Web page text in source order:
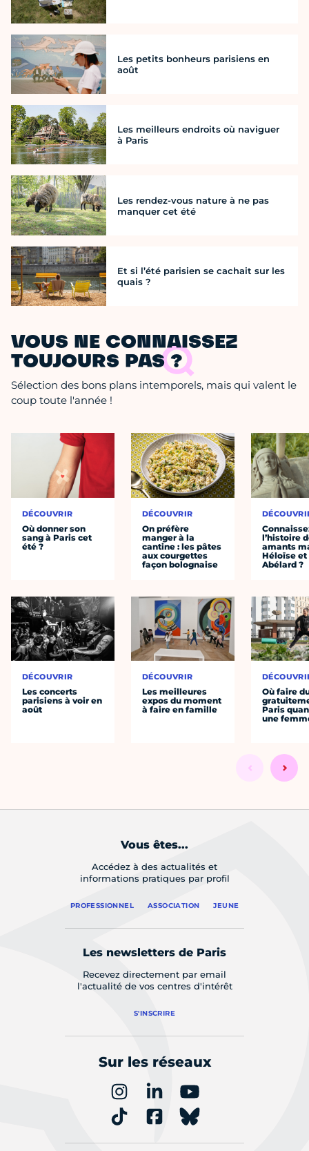
Les petits bonheurs parisiens en
août
Les meilleurs endroits où naviguer
à Paris
Les rendez-vous nature à ne pas
manquer cet été
Et si l’été parisien se cachait sur les
quais ?
VOUS NE CONNAISSEZ
TOUJOURS PAS ?
Sélection des bons plans intemporels, mais qui valent le
coup toute l'année !
DÉCOUVRIR
Où donner son
sang à Paris cet
été ?
DÉCOUVRIR
Les concerts
parisiens à voir en
août
DÉCOUVRIR
On préfère
manger à la
cantine : les pâtes
aux courgettes
façon bolognaise
DÉCOUVRIR
Les meilleures
expos du moment
à faire en famille
l’histoire
amants
Héloïse et
Abélard ?
Où faire
Paris
une
Vous êtes...
Accédez à des actualités et
informations pratiques par profil
PROFESSIONNEL ASSOCIATION JEUNE
Les newsletters de Paris
Recevez directement par email
l'actualité de vos centres d'intérêt
S'INSCRIRE
Sur les réseaux